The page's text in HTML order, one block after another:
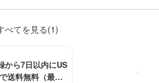
べてを見る(1)
から7日以内にUS
送料無料（最大U